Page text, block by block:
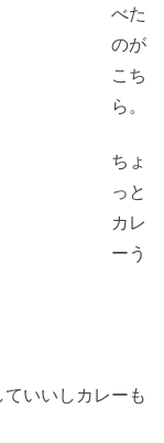
べた
のが
こち
ら。
ちょ
っと
カレ
ーう
いいしカレーも